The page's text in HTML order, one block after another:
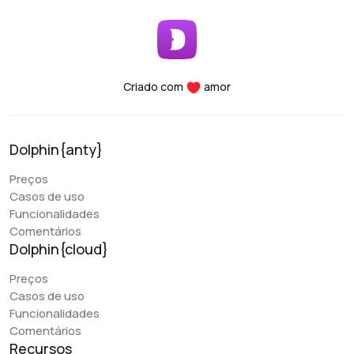
autenticação de dois fatores e mantê-la segura em
para classificação, organização e filtragem estão
suporta e utiliza todos os seus recursos
ajudá-lo, fornecendo ajuda a qualquer hora do dia.
Comecei a usar os produtos Dolphin desde o momento
Criado com amor
Dolphin{anty}
Preços
Casos de uso
Funcionalidades
Comentários
Dolphin{cloud}
Preços
Casos de uso
Funcionalidades
Comentários
Recursos